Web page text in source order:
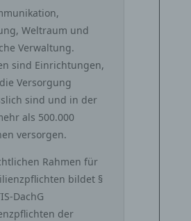
Weltraum und
Verwaltung.
sind Einrichtungen,
Versorgung
sind und in der
als 500.000
versorgen.
Rahmen für
bildet §
der